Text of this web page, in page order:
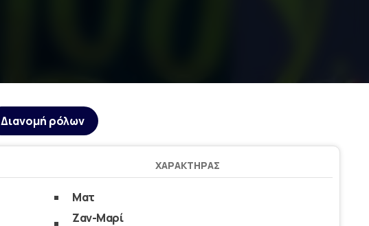
Διανομή ρόλων
ΧΑΡΑΚΤΉΡΑΣ
Ματ
Ζαν-Μαρί